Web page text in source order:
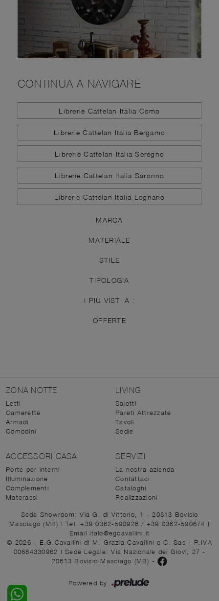
CONTINUA A NAVIGARE
Librerie Cattelan Italia Como
Librerie Cattelan Italia Bergamo
Librerie Cattelan Italia Seregno
Librerie Cattelan Italia Saronno
Librerie Cattelan Italia Legnano
MARCA
MATERIALE
STILE
TIPOLOGIA
I PIÙ VISTI A :
OFFERTE
ZONA NOTTE
Letti
Camerette
Armadi
Comodini
LIVING
Salotti
Pareti Attrezzate
Tavoli
Sedie
ACCESSORI CASA
Porte per interni
Illuminazione
Complementi
Materassi
SERVIZI
La nostra azienda
Contattaci
Cataloghi
Realizzazioni
Sede Showroom: Via G. di Vittorio, 1 - 20813 Bovisio
Masciago (MB) | Tel. +39 0362-590928/ +39 0362-590674 |
Email italo@egcavallini.it
© 2026 - E.G.Cavallini di M. Grazia Cavallini e C. Sas - P.IVA
00684330962 | Sede Legale: Via Nazionale dei Giovi, 27 -
20813 Bovisio Masciago (MB) -
Powered by